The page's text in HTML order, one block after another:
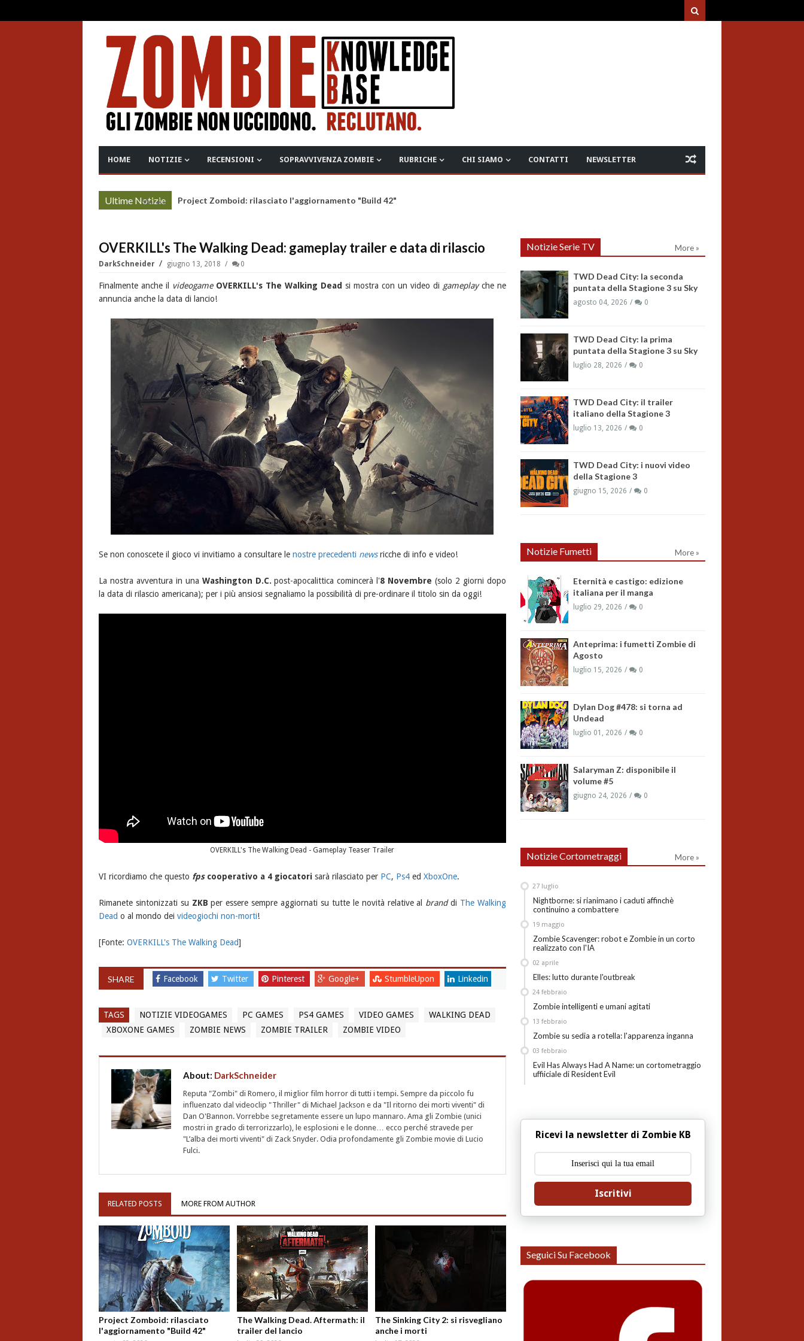
HOME NOTIZIE RECENSIONI SOPRAVVIVENZA ZOMBIE RUBRICHE CHI SIAMO CONTATTI NEWSLETTER
Ultime Notizie
More » Project Zomboid: rilasciato l'aggiornamento "Build 42"
OVERKILL's The Walking Dead: gameplay trailer e data di rilascio
DarkSchneider giugno 13, 2018 0
Finalmente anche il videogame OVERKILL's The Walking Dead si mostra con un video di gameplayche ne
annuncia anche la data di lancio!
Se non conoscete il gioco vi invitiamo a consultare le nostre precedenti newsricche di info e video!
La nostra avventura in una Washington D.C. post-apocalittica comincerà l'8 Novembre (solo 2 giorni dopo
la data di rilascio americana); per i più ansiosi segnaliamo la possibilità di pre-ordinare il titolo sin da oggi!
OVERKILL's The Walking Dead - Gameplay Teaser Trailer
VI ricordiamo che questo fpscooperativo a 4 giocatorisarà rilasciato per PC, Ps4ed XboxOne.
Rimanete sintonizzati su ZKB per essere sempre aggiornati su tutte le novità relative al branddi The Walking
Dead o al mondo dei videogiochi non-morti!
[Fonte: OVERKILL's The Walking Dead]
SHARE Facebook Twitter Pinterest Google+ StumbleUpon Linkedin
TAGS NOTIZIE VIDEOGAMES PC GAMES PS4 GAMES VIDEO GAMES
WALKING DEAD
XBOXONE GAMES
ZOMBIE NEWS ZOMBIE TRAILER ZOMBIE VIDEO
About: DarkSchneider
Reputa "Zombi" di Romero, il miglior film horror di tutti i tempi. Sempre da piccolo fu
influenzato dal videoclip "Thriller" di Michael Jackson e da "Il ritorno dei morti viventi" di
Dan O'Bannon. Vorrebbe segretamente essere un lupo mannaro. Ama gli Zombie (unici
mostri in grado di terrorizzarlo), le esplosioni e le donne… ecco perché stravede per
"L’alba dei morti viventi" di Zack Snyder. Odia profondamente gli Zombie movie di Lucio
Fulci.
RELATED POSTS MORE FROM AUTHOR
Project Zomboid: rilasciato
l'aggiornamento "Build 42"
The Walking Dead. Aftermath: il
trailer del lancio
The Sinking City 2: si risvegliano
anche i morti
Notizie Serie TV More »
TWD Dead City: la seconda
puntata della Stagione 3 su Sky
agosto 04, 2026 0
TWD Dead City: la prima
puntata della Stagione 3 su Sky
luglio 28, 2026 0
TWD Dead City: il trailer
italiano della Stagione 3
luglio 13, 2026 0
TWD Dead City: i nuovi video
della Stagione 3
giugno 15, 2026 0
Notizie Fumetti More »
Eternità e castigo: edizione
italiana per il manga
luglio 29, 2026 0
Anteprima: i fumetti Zombie di
Agosto
luglio 15, 2026 0
Dylan Dog #478: si torna ad
Undead
luglio 01, 2026 0
Salaryman Z: disponibile il
volume #5
giugno 24, 2026 0
Notizie Cortometraggi More »
Nightborne: si rianimano i caduti affinchè
continuino a combattere
27 luglio
Zombie Scavenger: robot e Zombie in un corto
realizzato con l'IA
19 maggio
Elles: lutto durante l'outbreak
02 aprile
Zombie intelligenti e umani agitati
24 febbraio
Zombie su sedia a rotella: l'apparenza inganna
13 febbraio
Evil Has Always Had A Name: un cortometraggio
uffiiciale di Resident Evil
03 febbraio
Ricevi la newsletter di Zombie KB
Iscritivi
Seguici Su Facebook